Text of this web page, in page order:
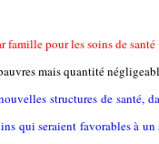
famille pour les soins de santé
mais quantité
structures de santé,
qui seraient favorables à